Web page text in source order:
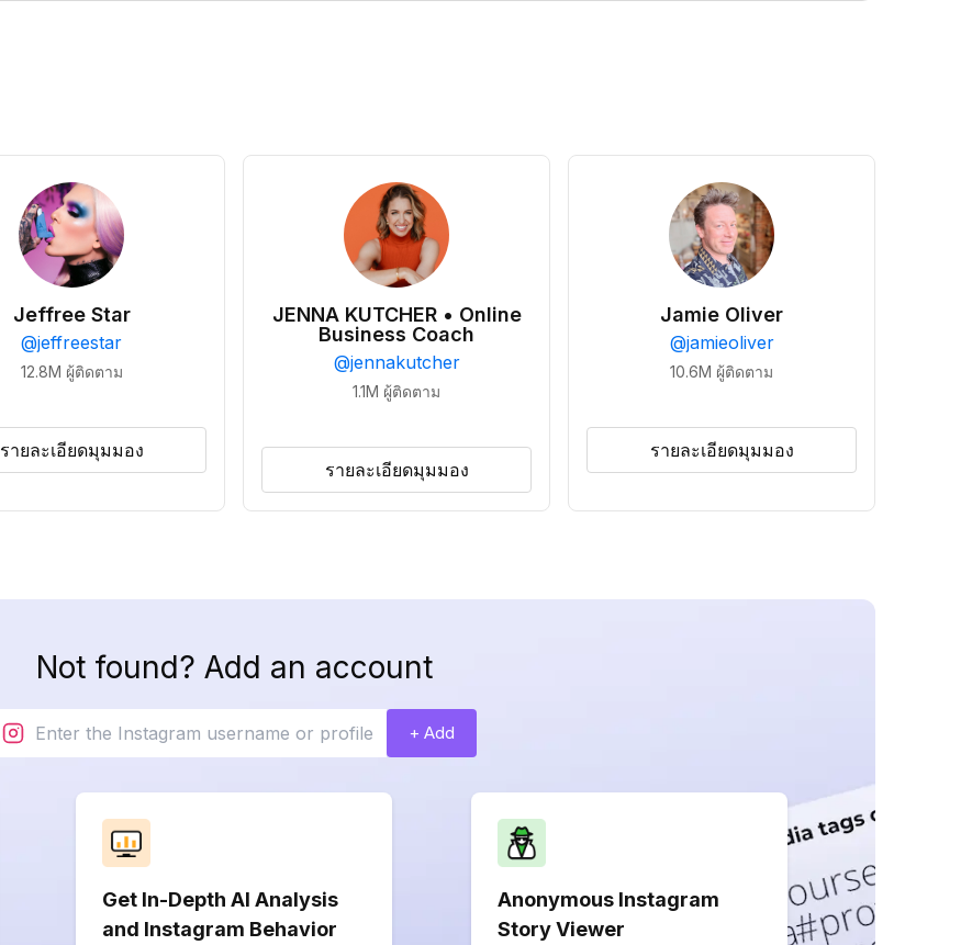
Jeffree Star
@jeffreestar
12.8M ผู้ติดตาม
รายละเอียดมุมมอง
JENNA KUTCHER • Online
Business Coach
@jennakutcher
1.1M ผู้ติดตาม
รายละเอียดมุมมอง
Jamie Oliver
@jamieoliver
10.6M ผู้ติดตาม
รายละเอียดมุมมอง
Not found? Add an account
+ Add
Get In-Depth AI Analysis
and Instagram Behavior
Anonymous Instagram
Story Viewer